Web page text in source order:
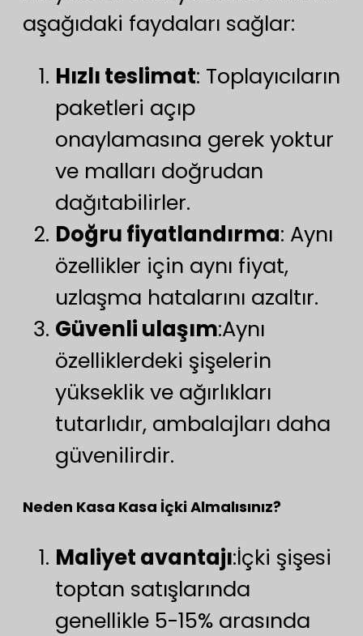
aşağıdaki faydaları sağlar:
Hızlı teslimat: Toplayıcıların
paketleri açıp
onaylamasına gerek yoktur
ve malları doğrudan
dağıtabilirler.
Doğru fiyatlandırma: Aynı
özellikler için aynı fiyat,
uzlaşma hatalarını azaltır.
Güvenli ulaşım:Aynı
özelliklerdeki şişelerin
yükseklik ve ağırlıkları
tutarlıdır, ambalajları daha
güvenilirdir.
Neden Kasa Kasa İçki Almalısınız?
Maliyet avantajı:İçki şişesi
toptan satışlarında
genellikle 5-15% arasında